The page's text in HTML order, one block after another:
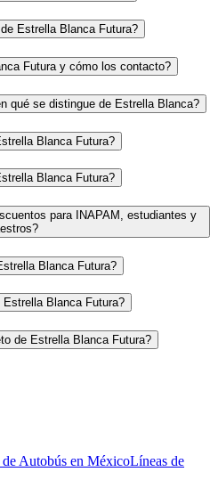
Estrella Blanca Futura?
Futura y cómo los contacto?
qué se distingue de Estrella Blanca?
Blanca Futura?
Blanca Futura?
para INAPAM, estudiantes y
Blanca Futura?
Blanca Futura?
de Estrella Blanca Futura?
Autobús en MéxicoLíneas de